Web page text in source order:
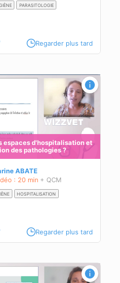
PARASITOLOGIE
Regarder plus tard
espaces d'hospitalisation et
des pathologies ?
ABATE
: 20 min + QCM
HOSPITALISATION
Regarder plus tard